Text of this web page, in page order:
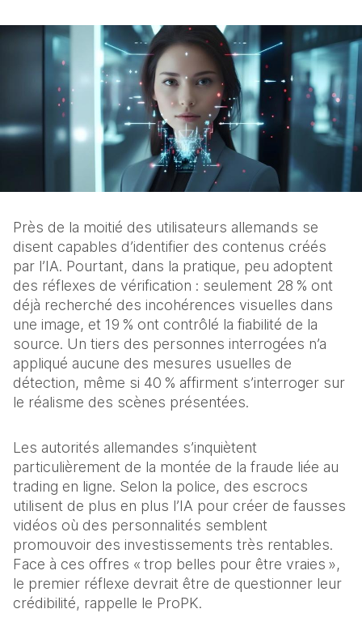
Près de la moitié des utilisateurs allemands se
disent capables d’identifier des contenus créés
par l’IA. Pourtant, dans la pratique, peu adoptent
des réflexes de vérification : seulement 28 % ont
déjà recherché des incohérences visuelles dans
une image, et 19 % ont contrôlé la fiabilité de la
source. Un tiers des personnes interrogées n’a
appliqué aucune des mesures usuelles de
détection, même si 40 % affirment s’interroger sur
le réalisme des scènes présentées.
Les autorités allemandes s’inquiètent
particulièrement de la montée de la fraude liée au
trading en ligne. Selon la police, des escrocs
utilisent de plus en plus l’IA pour créer de fausses
vidéos où des personnalités semblent
promouvoir des investissements très rentables.
Face à ces offres « trop belles pour être vraies »,
le premier réflexe devrait être de questionner leur
crédibilité, rappelle le ProPK.